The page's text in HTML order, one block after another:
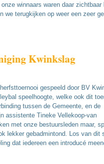
winnaars waren daar
we terugkijken op weer een zeer
Kwinkslag
gespeeld door BV
speelhoogte, welke ook dit
tussen de Gemeente, en de
assistente Tineke Vellekoop-van
met onze bestuursleden maar,
lekker gebadmintond. Los van dit
dat iedereen een introducé